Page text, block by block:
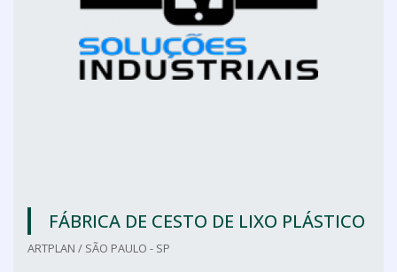
FÁBRICA DE CESTO DE LIXO PLÁSTICO
ARTPLAN / SÃO PAULO - SP